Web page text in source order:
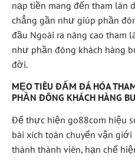
nạp tiền mang đến tham làn
chẳng gần như giúp phần
đầu Ngoài ra nâng cao tham
như phần đông khách hàng
đời.
MẸO TIÊU ĐẤM ĐÁ HÓA
PHẦN ĐÔNG KHÁCH HÀNG
Để thực hiện go88com hiệu
bài xích toán chuyển vận
thành thành viên, hạn chế